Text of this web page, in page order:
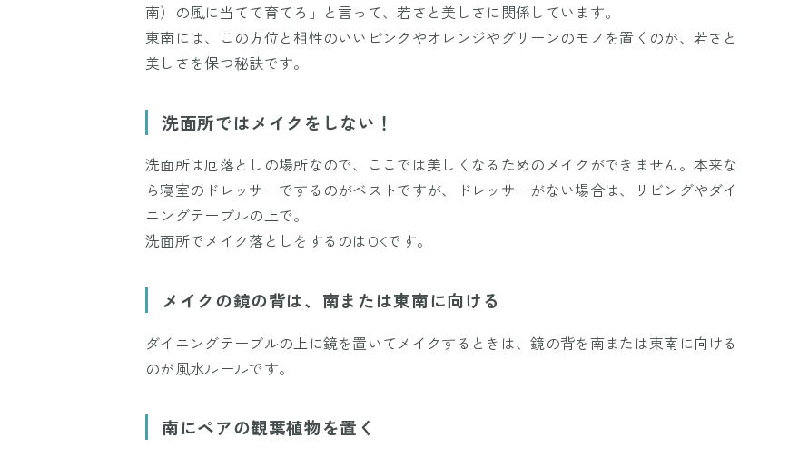
南）の風に当てて育てろ」と言って、若さと美しさに関係しています。
東南には、この方位と相性のいいピンクやオレンジやグリーンのモノを置くのが、若さと
美しさを保つ秘訣です。
洗面所ではメイクをしない！
洗面所は厄落としの場所なので、ここでは美しくなるためのメイクができません。本来な
ら寝室のドレッサーでするのがベストですが、ドレッサーがない場合は、リビングやダイ
ニングテーブルの上で。
洗面所でメイク落としをするのはOKです。
メイクの鏡の背は、南または東南に向ける
ダイニングテーブルの上に鏡を置いてメイクするときは、鏡の背を南または東南に向ける
のが風水ルールです。
南にペアの観葉植物を置く